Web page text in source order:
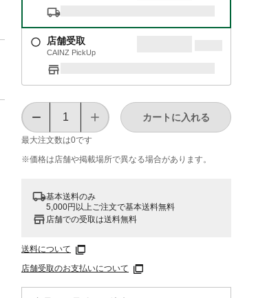
店舗受取
CAINZ PickUp
最大注文数は0です
カートに入れる
※価格は​店舗や​掲載場所で​異なる​場合が​あります。
基本送料のみ
5,000円以上ご注文で基本送料無料
店舗での受取は送料無料
送料について
店舗受取のお支払いについて